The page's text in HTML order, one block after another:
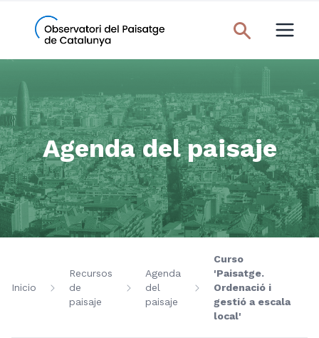
Agenda del paisaje
Inicio
Recursos
de
paisaje
Agenda
del
paisaje
Curso
'Paisatge.
Ordenació i
gestió a escala
local'